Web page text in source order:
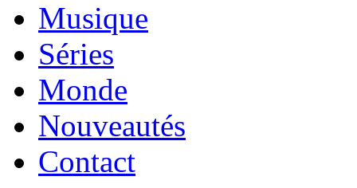
Musique
Séries
Monde
Nouveautés
Contact